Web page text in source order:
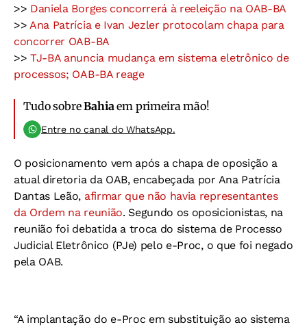
>> Daniela Borges concorrerá à reeleição na OAB-BA
>>Ana Patrícia e Ivan Jezler protocolam chapa para
concorrer OAB-BA
>>TJ-BA anuncia mudança em sistema eletrônico de
processos; OAB-BA reage
Tudo sobreBahiaem primeira mão!
Entre no canal do WhatsApp.
O posicionamento vem após a chapa de oposição a
atual diretoria da OAB, encabeçada por Ana Patrícia
Dantas Leão, afirmar que não havia representantes
da Ordem na reunião. Segundo os oposicionistas, na
reunião foi debatida a troca do sistema de Processo
Judicial Eletrônico (PJe) pelo e-Proc, o que foi negado
pela OAB.
“A implantação do e-Proc em substituição ao sistema